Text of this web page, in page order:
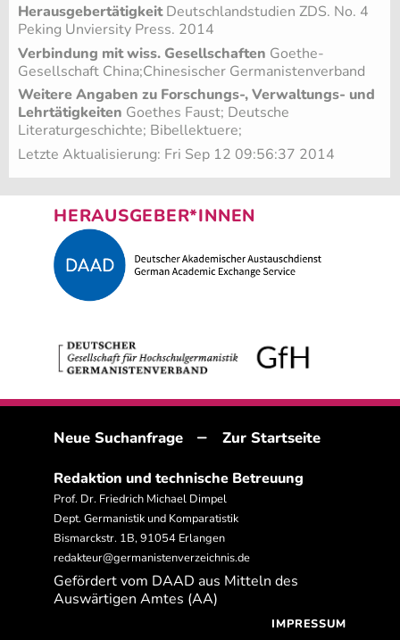
HerausgebertätigkeitDeutschlandstudien ZDS. No. 4
Peking Unviersity Press. 2014
Verbindung mit wiss. Gesellschaften Goethe-
Gesellschaft China;Chinesischer Germanistenverband
Weitere Angaben zu Forschungs-, Verwaltungs- und
Lehrtätigkeiten Goethes Faust; Deutsche
Literaturgeschichte; Bibellektuere;
Letzte Aktualisierung: Fri Sep 12 09:56:37 2014
HERAUSGEBER*INNEN
Neue Suchanfrage – Zur Startseite
Redaktion und technische Betreuung
Prof. Dr. Friedrich Michael Dimpel
Dept. Germanistik und Komparatistik
Bismarckstr. 1B, 91054 Erlangen
redakteur@germanistenverzeichnis.de
Gefördert vom DAAD aus Mitteln des
Auswärtigen Amtes (AA)
IMPRESSUM